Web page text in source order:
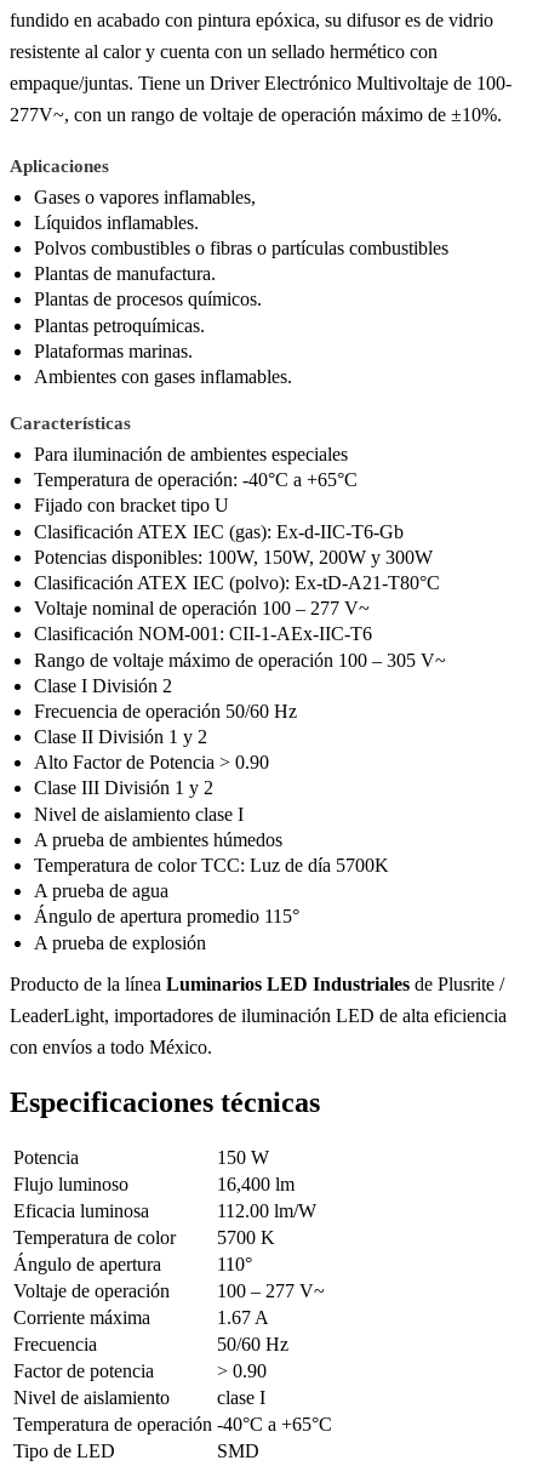
fundido en acabado con pintura epóxica, su difusor es de vidrio
resistente al calor y cuenta con un sellado hermético con
empaque/juntas. Tiene un Driver Electrónico Multivoltaje de 100-
277V~, con un rango de voltaje de operación máximo de ±10%.
Aplicaciones
Gases o vapores inflamables,
Líquidos inflamables.
Polvos combustibles o fibras o partículas combustibles
Plantas de manufactura.
Plantas de procesos químicos.
Plantas petroquímicas.
Plataformas marinas.
Ambientes con gases inflamables.
Características
Para iluminación de ambientes especiales
Temperatura de operación: -40°C a +65°C
Fijado con bracket tipo U
Clasificación ATEX IEC (gas): Ex-d-IIC-T6-Gb
Potencias disponibles: 100W, 150W, 200W y 300W
Clasificación ATEX IEC (polvo): Ex-tD-A21-T80°C
Voltaje nominal de operación 100 – 277 V~
Clasificación NOM-001: CII-1-AEx-IIC-T6
Rango de voltaje máximo de operación 100 – 305 V~
Clase I División 2
Frecuencia de operación 50/60 Hz
Clase II División 1 y 2
Alto Factor de Potencia > 0.90
Clase III División 1 y 2
Nivel de aislamiento clase I
A prueba de ambientes húmedos
Temperatura de color TCC: Luz de día 5700K
A prueba de agua
Ángulo de apertura promedio 115°
A prueba de explosión
Producto de la línea Luminarios LED Industriales de Plusrite /
LeaderLight, importadores de iluminación LED de alta eficiencia
con envíos a todo México.
Especificaciones técnicas
Potencia
150 W
Flujo luminoso
16,400 lm
Eficacia luminosa
112.00 lm/W
Temperatura de color
5700 K
Ángulo de apertura
110°
Voltaje de operación
100 – 277 V~
Corriente máxima
1.67 A
Frecuencia
50/60 Hz
Factor de potencia
> 0.90
Nivel de aislamiento
clase I
Temperatura de operación -40°C a +65°C
Tipo de LED
SMD